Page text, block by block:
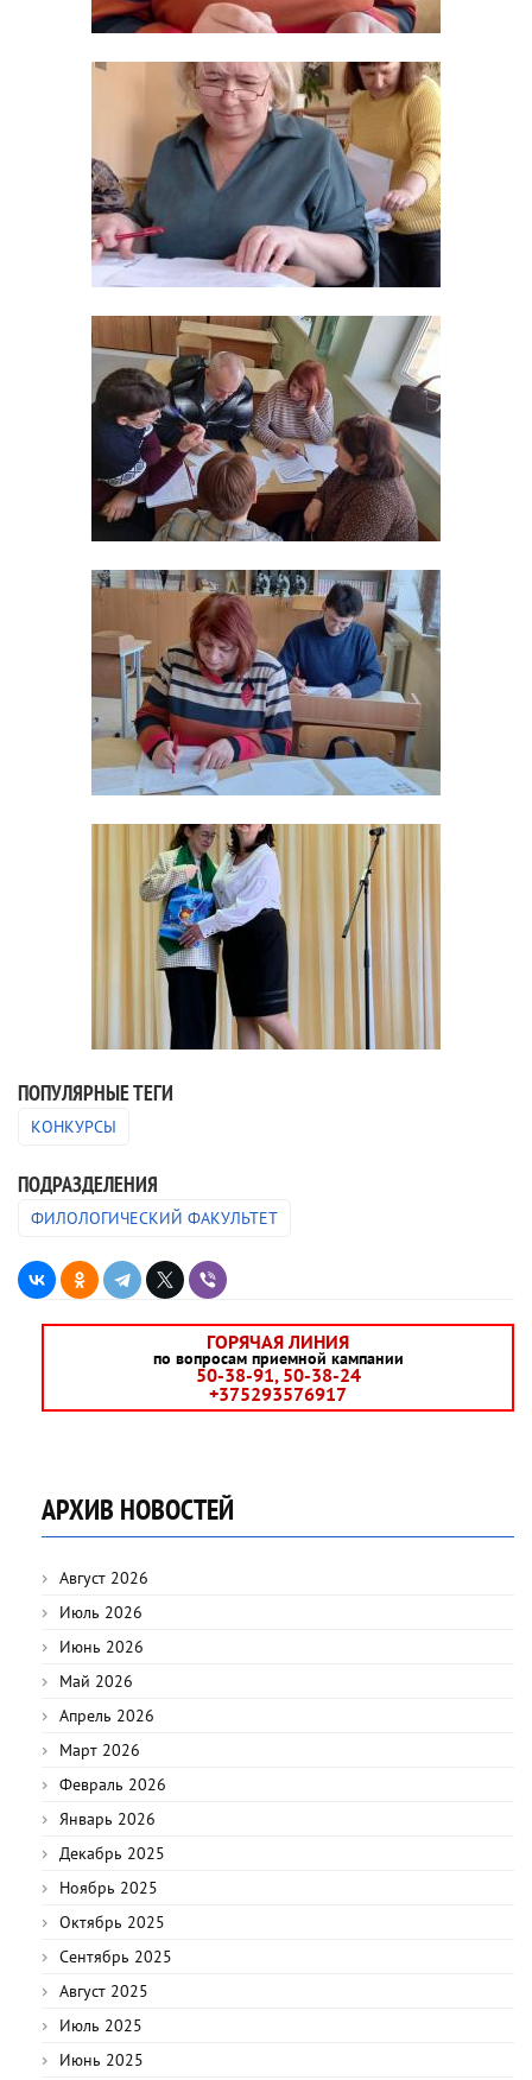
ПОПУЛЯРНЫЕ ТЕГИ
КОНКУРСЫ
ПОДРАЗДЕЛЕНИЯ
ФИЛОЛОГИЧЕСКИЙ ФАКУЛЬТЕТ
ГОРЯЧАЯ ЛИНИЯ
по вопросам приемной кампании
50-38-91, 50-38-24
+375293576917
АРХИВ НОВОСТЕЙ
Август 2026
Июль 2026
Июнь 2026
Май 2026
Апрель 2026
Март 2026
Февраль 2026
Январь 2026
Декабрь 2025
Ноябрь 2025
Октябрь 2025
Сентябрь 2025
Август 2025
Июль 2025
Июнь 2025